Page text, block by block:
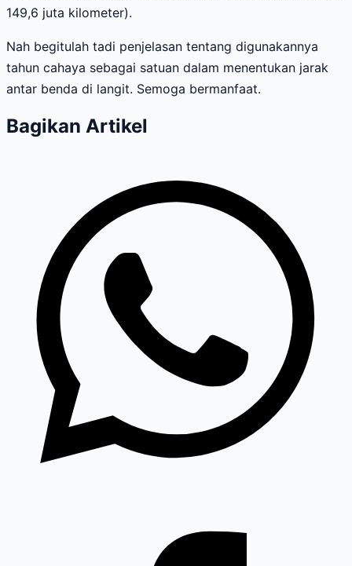
149,6 juta kilometer).
Nah begitulah tadi penjelasan tentang digunakannya
tahun cahaya sebagai satuan dalam menentukan jarak
antar benda di langit. Semoga bermanfaat.
Bagikan Artikel